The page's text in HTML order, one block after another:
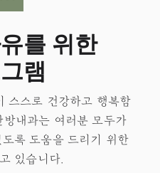
를 위한
램
스스로 건강하고 행복함
내과는 여러분 모두가
록 도움을 드리기 위한
있습니다.